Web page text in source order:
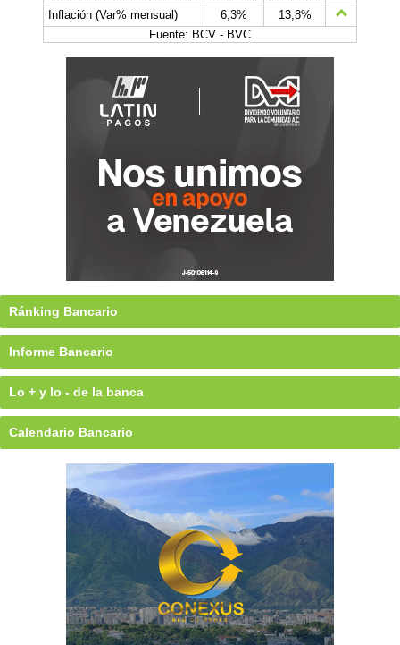
Inflación (Var% mensual)
6,3%
13,8%
Fuente: BCV - BVC
Ránking Bancario
Informe Bancario
Lo + y lo - de la banca
Calendario Bancario